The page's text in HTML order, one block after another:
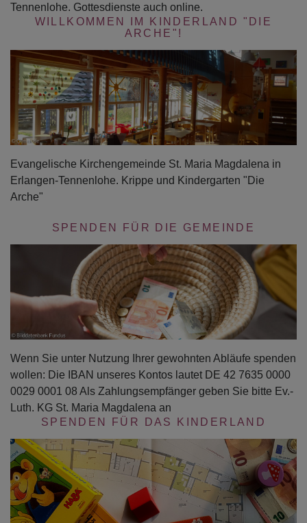
Tennenlohe. Gottesdienste auch online.
WILLKOMMEN IM KINDERLAND "DIE
ARCHE"!
Evangelische Kirchengemeinde St. Maria Magdalena in
Erlangen-Tennenlohe. Krippe und Kindergarten "Die
Arche"
SPENDEN FÜR DIE GEMEINDE
Wenn Sie unter Nutzung Ihrer gewohnten Abläufe spenden
wollen: Die IBAN unseres Kontos lautet DE 42 7635 0000
0029 0001 08 Als Zahlungsempfänger geben Sie bitte Ev.-
Luth. KG St. Maria Magdalena an
SPENDEN FÜR DAS KINDERLAND